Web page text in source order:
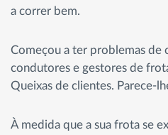
a correr bem.
Começou a ter problemas de
condutores e gestores de
Queixas de clientes. Parece-
À medida que a sua frota se